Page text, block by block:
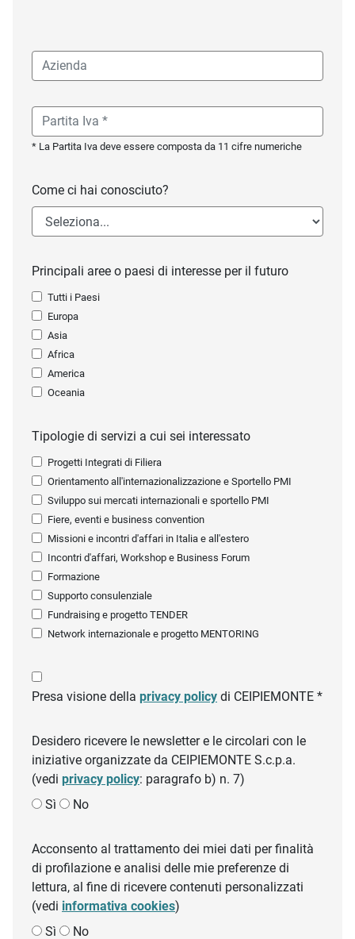
* La Partita Iva deve essere composta da 11 cifre numeriche
Come ci hai conosciuto?
Principali aree o paesi di interesse per il futuro
Tutti i Paesi
Europa
Asia
Africa
America
Oceania
Tipologie di servizi a cui sei interessato
Progetti Integrati di Filiera
Orientamento all'internazionalizzazione e Sportello PMI
Sviluppo sui mercati internazionali e sportello PMI
Fiere, eventi e business convention
Missioni e incontri d'affari in Italia e all'estero
Incontri d'affari, Workshop e Business Forum
Formazione
Supporto consulenziale
Fundraising e progetto TENDER
Network internazionale e progetto MENTORING
Presa visione della privacy policy di CEIPIEMONTE *
Desidero ricevere le newsletter e le circolari con le
iniziative organizzate da CEIPIEMONTE S.c.p.a.
(vedi privacy policy: paragrafo b) n. 7)
Sì
No
Acconsento al trattamento dei miei dati per finalità
di profilazione e analisi delle mie preferenze di
lettura, al fine di ricevere contenuti personalizzati
(vedi informativa cookies)
Sì
No